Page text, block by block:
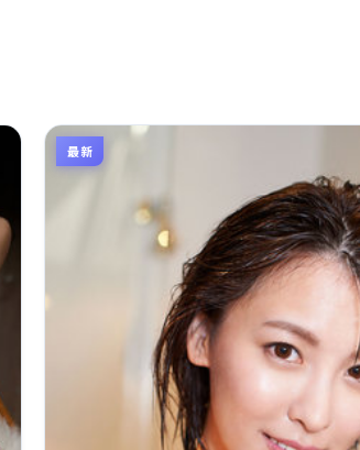
最新